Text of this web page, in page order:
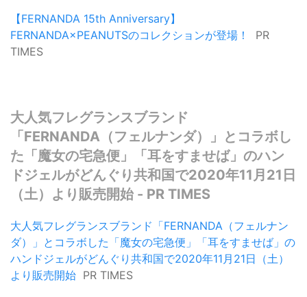
【FERNANDA 15th Anniversary】
FERNANDA×PEANUTSのコレクションが登場！
PR
TIMES
大人気フレグランスブランド
「FERNANDA（フェルナンダ）」とコラボし
た「魔女の宅急便」「耳をすませば」のハン
ドジェルがどんぐり共和国で2020年11月21日
（土）より販売開始 - PR TIMES
大人気フレグランスブランド「FERNANDA（フェルナン
ダ）」とコラボした「魔女の宅急便」「耳をすませば」の
ハンドジェルがどんぐり共和国で2020年11月21日（土）
より販売開始 PR TIMES